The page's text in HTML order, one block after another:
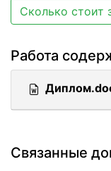
Сколько стоит
Работа
Связанные